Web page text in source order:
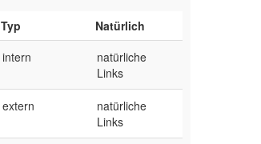
Typ
Natürlich
intern
natürliche
Links
extern
natürliche
Links